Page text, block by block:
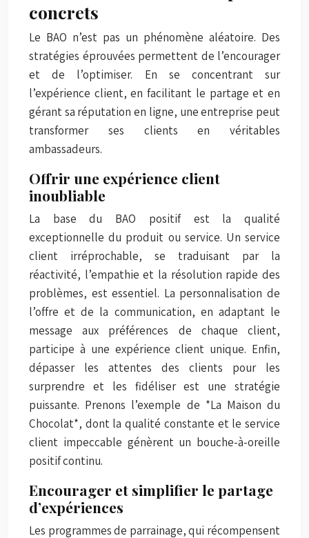
concrets
Le BAO n’est pas un phénomène aléatoire. Des
stratégies éprouvées permettent de l’encourager
et de l’optimiser. En se concentrant sur
l’expérience client, en facilitant le partage et en
gérant sa réputation en ligne, une entreprise peut
transformer ses clients en véritables
ambassadeurs.
Offrir une expérience client
inoubliable
La base du BAO positif est la qualité
exceptionnelle du produit ou service. Un service
client irréprochable, se traduisant par la
réactivité, l’empathie et la résolution rapide des
problèmes, est essentiel. La personnalisation de
l’offre et de la communication, en adaptant le
message aux préférences de chaque client,
participe à une expérience client unique. Enfin,
dépasser les attentes des clients pour les
surprendre et les fidéliser est une stratégie
puissante. Prenons l’exemple de *La Maison du
Chocolat*, dont la qualité constante et le service
client impeccable génèrent un bouche-à-oreille
positif continu.
Encourager et simplifier le partage
d’expériences
Les programmes de parrainage, qui récompensent